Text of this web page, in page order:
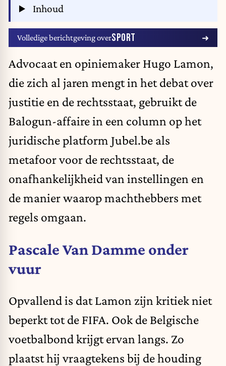
Inhoud
Volledige berichtgeving overSPORT
Advocaat en opiniemaker Hugo Lamon,
die zich al jaren mengt in het debat over
justitie en de rechtsstaat, gebruikt de
Balogun-affaire in een column op het
juridische platform Jubel.be als
metafoor voor de rechtsstaat, de
onafhankelijkheid van instellingen en
de manier waarop machthebbers met
regels omgaan.
Pascale Van Damme onder
vuur
Opvallend is dat Lamon zijn kritiek niet
beperkt tot de FIFA. Ook de Belgische
voetbalbond krijgt ervan langs. Zo
plaatst hij vraagtekens bij de houding